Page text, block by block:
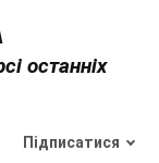
останніх
Підписатися